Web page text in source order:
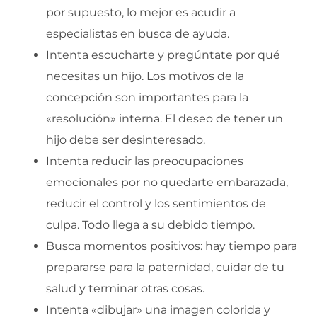
por supuesto, lo mejor es acudir a
especialistas en busca de ayuda.
Intenta escucharte y pregúntate por qué
necesitas un hijo. Los motivos de la
concepción son importantes para la
«resolución» interna. El deseo de tener un
hijo debe ser desinteresado.
Intenta reducir las preocupaciones
emocionales por no quedarte embarazada,
reducir el control y los sentimientos de
culpa. Todo llega a su debido tiempo.
Busca momentos positivos: hay tiempo para
prepararse para la paternidad, cuidar de tu
salud y terminar otras cosas.
Intenta «dibujar» una imagen colorida y